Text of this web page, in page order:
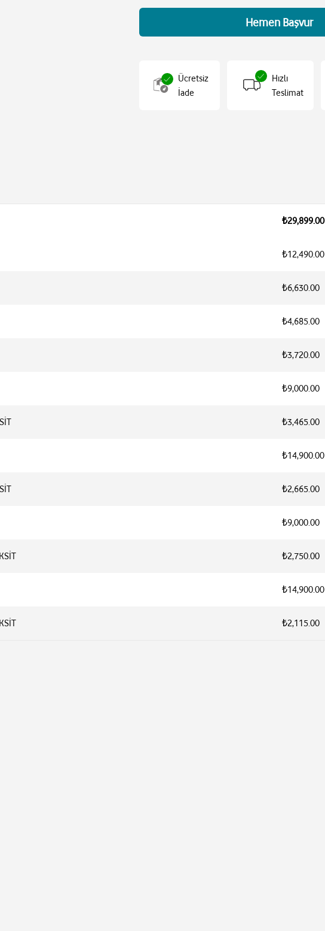
Hemen Başvur
Ücretsiz
İade
Hızlı
Teslimat
₺29,899.00
₺12,490.00
₺6,630.00
₺4,685.00
₺3,720.00
₺9,000.00
₺3,465.00
₺14,900.00
₺2,665.00
₺9,000.00
₺2,750.00
₺14,900.00
₺2,115.00